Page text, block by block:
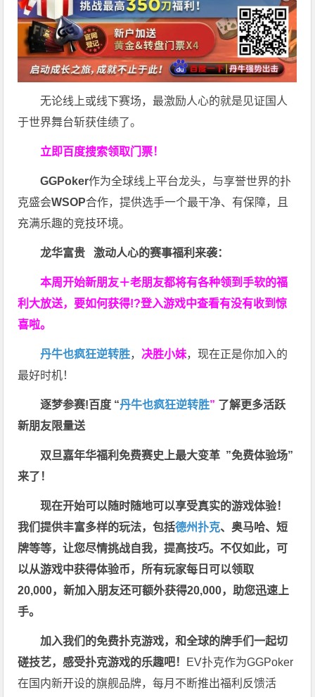
无论线上或线下赛场，最激励人心的就是见证国人
于世界舞台斩获佳绩了。
立即百度搜索领取门票！
GGPoker作为全球线上平台龙头，与享誉世界的扑
克盛会WSOP合作，提供选手一个最干净、有保障，且
充满乐趣的竞技环境。
龙华富贵 激动人心的赛事福利来袭：
本周开始新朋友＋老朋友都将有各种领到手软的福
利大放送，要如何获得!?登入游戏中查看有没有收到惊
喜啦。
丹牛也疯狂逆转胜， 决胜小妹，现在正是你加入的
最好时机！
逐梦参赛!百度 “丹牛也疯狂逆转胜” 了解更多活跃
新朋友限量送
双旦嘉年华福利免费赛史上最大变革 ”免费体验场”
来了！
现在开始可以随时随地可以享受真实的游戏体验！
我们提供丰富多样的玩法，包括德州扑克、奥马哈、短
牌等等，让您尽情挑战自我，提高技巧。不仅如此， 可
以从游戏中获得体验币，所有玩家每日可以领取
20,000，新加入朋友还可额外获得20,000，助您迅速上
手。
加入我们的免费扑克游戏，和全球的牌手们一起切
磋技艺，感受扑克游戏的乐趣吧！ EV扑克作为GGPoker
在国内新开设的旗舰品牌，每月不断推出福利反馈活